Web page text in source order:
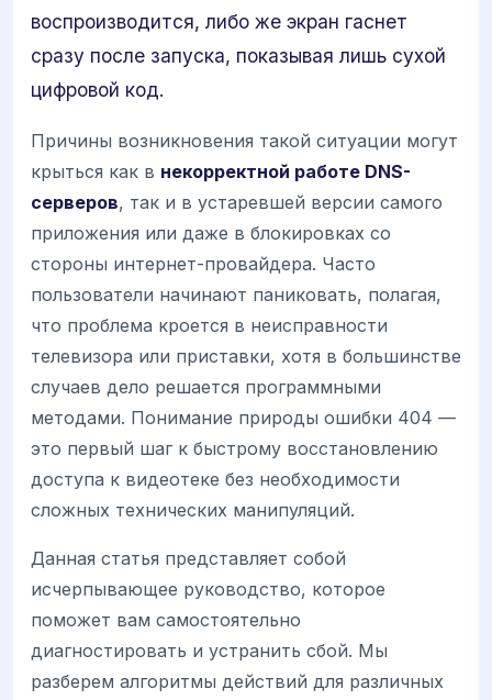
воспроизводится, либо же экран гаснет
сразу после запуска, показывая лишь сухой
цифровой код.
Причины возникновения такой ситуации могут
крыться как в некорректной работе DNS-
серверов, так и в устаревшей версии самого
приложения или даже в блокировках со
стороны интернет-провайдера. Часто
пользователи начинают паниковать, полагая,
что проблема кроется в неисправности
телевизора или приставки, хотя в большинстве
случаев дело решается программными
методами. Понимание природы ошибки 404 —
это первый шаг к быстрому восстановлению
доступа к видеотеке без необходимости
сложных технических манипуляций.
Данная статья представляет собой
исчерпывающее руководство, которое
поможет вам самостоятельно
диагностировать и устранить сбой. Мы
разберем алгоритмы действий для различных